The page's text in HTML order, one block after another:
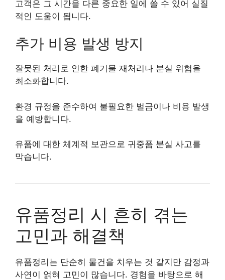
고객은 그 시간을 다른 중요한 일에 쓸 수 있어 실질
적인 도움이 됩니다.
추가 비용 발생 방지
잘못된 처리로 인한 폐기물 재처리나 분실 위험을
최소화합니다.
환경 규정을 준수하여 불필요한 벌금이나 비용 발생
을 예방합니다.
유품에 대한 체계적 보관으로 귀중품 분실 사고를
막습니다.
유품정리 시 흔히 겪는
고민과 해결책
유품정리는 단순히 물건을 치우는 것 같지만 감정과
사연이 얽혀 고민이 많습니다. 경험을 바탕으로 해